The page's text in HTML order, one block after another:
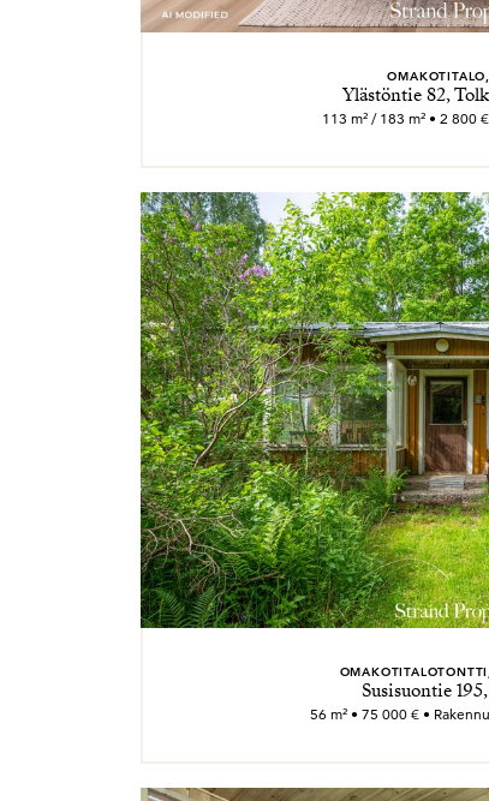
Ylästöntie 82,
113 m² / 183 m² • 2 800
Susisuontie
56 m² • 75 000 € •